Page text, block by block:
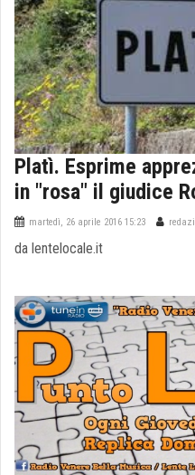
Platì. Esprime
in "rosa" il giudice
martedì, 26 aprile 2016 15:23
da lentelocale.it